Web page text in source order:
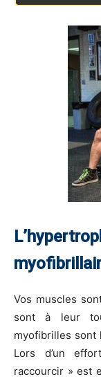
Vos muscles
sont à leur
myofibrilles sont
Lors d’un
raccourcir » est